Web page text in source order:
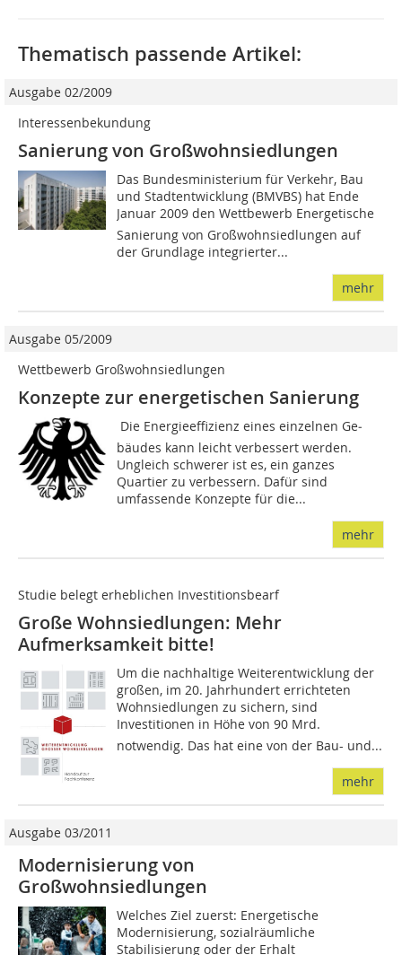
Thematisch passende Artikel:
Ausgabe 02/2009
Interessenbekundung
Sanierung von Großwohnsiedlungen
Das Bundesministerium für Verkehr, Bau
und Stadtentwicklung (BMVBS) hat Ende
Januar 2009 den Wettbewerb Energetische
Sanierung von Großwohnsiedlungen auf
der Grundlage integrierter...
mehr
Ausgabe 05/2009
Wettbewerb Großwohnsiedlungen
Konzepte zur energetischen Sanierung
Die Energieeffizienz eines einzelnen Ge­­
bäudes kann leicht verbessert werden.
Ungleich schwerer ist es, ein ganzes
Quartier zu verbessern. Dafür sind
umfassende Konzepte für die...
mehr
Studie belegt erheblichen Investitionsbearf
Große Wohnsiedlungen: Mehr
Aufmerksamkeit bitte!
Um die nachhaltige Weiterentwicklung der
großen, im 20. Jahrhundert errichteten
Wohnsiedlungen zu sichern, sind
Investitionen in Höhe von 90 Mrd. 
notwendig. Das hat eine von der Bau- und...
mehr
Ausgabe 03/2011
Modernisierung von
Großwohnsiedlungen
Welches Ziel zuerst: Energetische
Modernisierung, sozialräumliche
Stabilisierung oder der Erhalt